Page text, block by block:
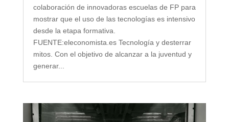
colaboración de innovadoras escuelas de FP para
mostrar que el uso de las tecnologías es intensivo
desde la etapa formativa.
FUENTE:eleconomista.es Tecnología y desterrar
mitos. Con el objetivo de alcanzar a la juventud y
generar...